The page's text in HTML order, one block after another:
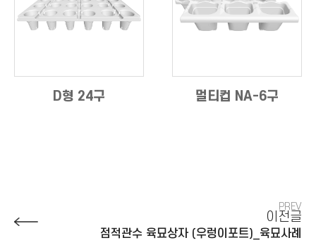
D형 24구 멀티컵 NA-6구
PREV
이전글
점적관수 육묘상자 (우렁이포트)_육묘사례